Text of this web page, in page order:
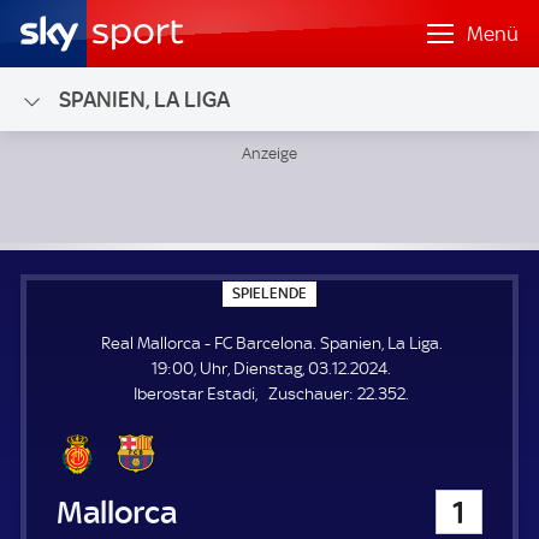
Menü
SPANIEN, LA LIGA
SPIELENDE
P
E
L
E
N
Real Mallorca - FC Barcelona. Spanien, La Liga.
19:00, Uhr, Dienstag, 03.12.2024.
Iberostar Estadi
Zuschauer: Z
22.352.
Real Mallorca 1